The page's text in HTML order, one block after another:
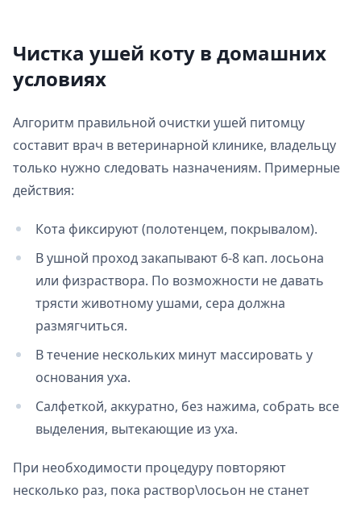
Чистка ушей коту в домашних
условиях
Алгоритм правильной очистки ушей питомцу
составит врач в ветеринарной клинике, владельцу
только нужно следовать назначениям. Примерные
действия:
Кота фиксируют (полотенцем, покрывалом).
В ушной проход закапывают 6-8 кап. лосьона
или физраствора. По возможности не давать
трясти животному ушами, сера должна
размягчиться.
В течение нескольких минут массировать у
основания уха.
Салфеткой, аккуратно, без нажима, собрать все
выделения, вытекающие из уха.
При необходимости процедуру повторяют
несколько раз, пока раствор\лосьон не станет